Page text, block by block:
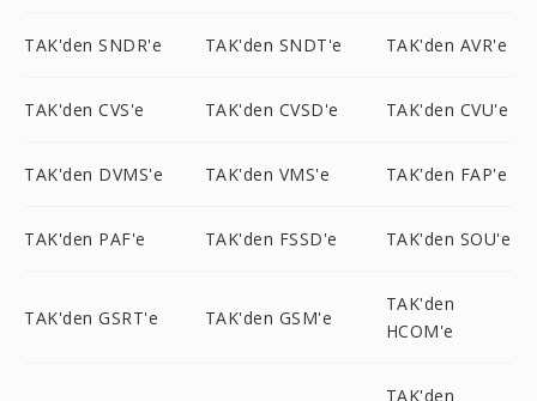
TAK'den SNDR'e TAK'den SNDT'e TAK'den AVR'e
TAK'den CVS'e TAK'den CVSD'e TAK'den CVU'e
TAK'den DVMS'e TAK'den VMS'e TAK'den FAP'e
TAK'den PAF'e TAK'den FSSD'e TAK'den SOU'e
TAK'den GSRT'e TAK'den GSM'e
TAK'den
HCOM'e
TAK'den